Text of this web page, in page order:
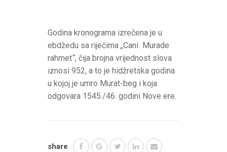
Godina kronograma izrečena je u
ebdžedu sa riječima „Cani Murade
rahmet“, čija brojna vrijednost slova
iznosi 952, a to je hidžretska godina
u kojoj je umro Murat-beg i koja
odgovara 1545./46. godini Nove ere.
share